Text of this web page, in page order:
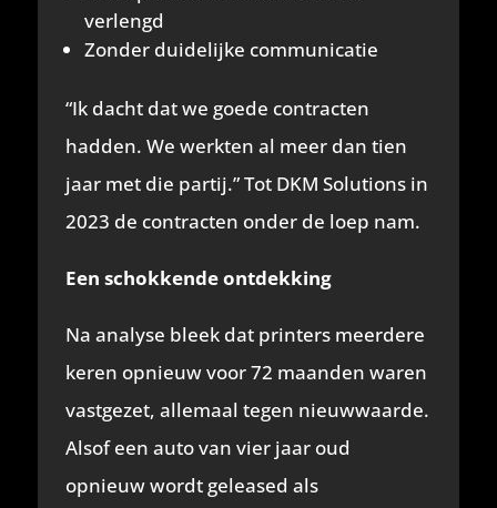
verlengd
Zonder duidelijke communicatie
“Ik dacht dat we goede contracten
hadden. We werkten al meer dan tien
jaar met die partij.” Tot DKM Solutions in
2023 de contracten onder de loep nam.
Een schokkende ontdekking
Na analyse bleek dat printers meerdere
keren opnieuw voor 72 maanden waren
vastgezet, allemaal tegen nieuwwaarde.
Alsof een auto van vier jaar oud
opnieuw wordt geleased als